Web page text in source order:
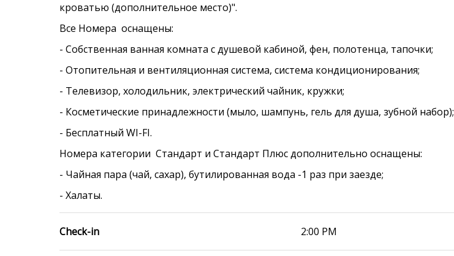
кроватью (дополнительное место)".
Все Номера оснащены:
- Собственная ванная комната c душевой кабиной, фен, полотенца, тапочки;
- Отопительная и вентиляционная система, система кондиционирования;
- Телевизор, холодильник, электрический чайник, кружки;
- Косметические принадлежности (мыло, шампунь, гель для душа, зубной набор);
- Бесплатный WI-FI.
Номера категории Стандарт и Стандарт Плюс дополнительно оснащены:
- Чайная пара (чай, сахар), бутилированная вода -1 раз при заезде;
- Халаты.
Check-in 2:00 PM